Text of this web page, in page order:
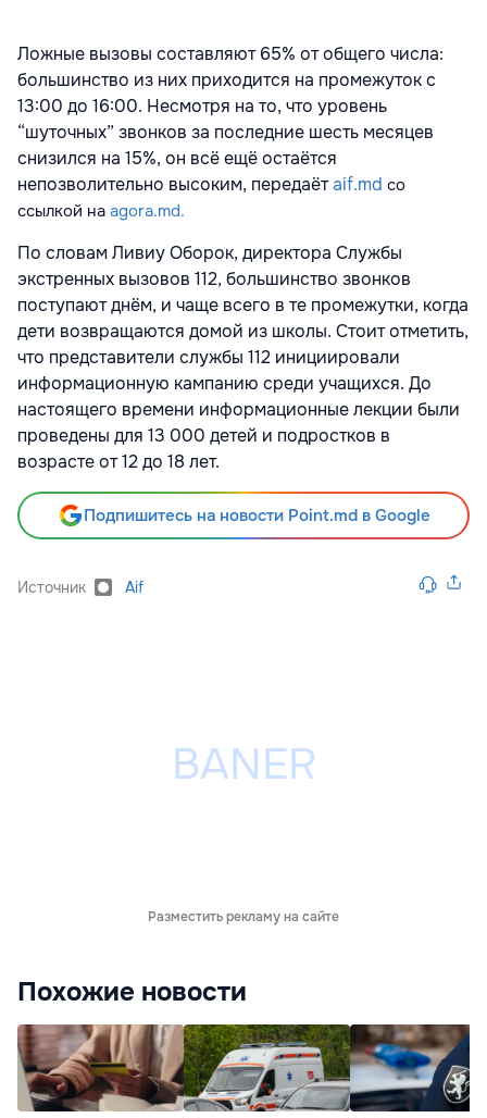
Ложные вызовы составляют 65% от общего числа:
большинство из них приходится на промежуток с
13:00 до 16:00. Несмотря на то, что уровень
“шуточных” звонков за последние шесть месяцев
снизился на 15%, он всё ещё остаётся
непозволительно высоким, передаётaif.md со
ссылкой на agora.md.
По словам Ливиу Оборок, директора Службы
экстренных вызовов 112, большинство звонков
поступают днём, и чаще всего в те промежутки, когда
дети возвращаются домой из школы. Стоит отметить,
что представители службы 112 инициировали
информационную кампанию среди учащихся. До
настоящего времени информационные лекции были
проведены для 13 000 детей и подростков в
возрасте от 12 до 18 лет.
Подпишитесь на новости Point.md в Google
Источник Aif
Разместить рекламу на сайте
Похожие новости